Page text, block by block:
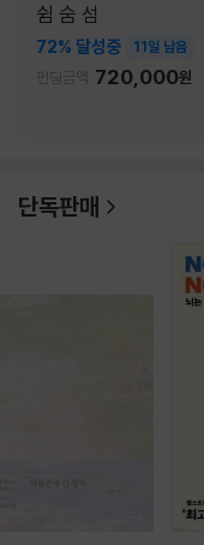
쉼 숨 섬
72% 달성중 11일 남음
펀딩금액 720,000원
단독판매